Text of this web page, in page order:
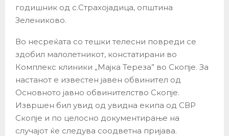
годишник од с.Страхојадица, општина
Зелениково.
Во несреќата со тешки телесни повреди се
здобил малолетникот, констатирани во
Комплекс клиники „Мајка Тереза” во Скопје. За
настанот е известен јавен обвинител од
Основното јавно обвинителство Скопје.
Извршен бил увид од увидна екипа од СВР
Скопје и по целосно документирање на
случајот ќе следува соодветна пријава.